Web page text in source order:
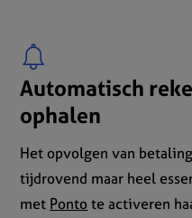
Automatisch
ophalen
Het opvolgen van
tijdrovend maar heel
met Ponto te activeren